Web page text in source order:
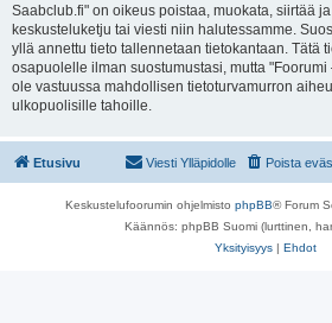
Saabclub.fi" on oikeus poistaa, muokata, siirtää
keskusteluketju tai viesti niin halutessamme.
yllä annettu tieto tallennetaan tietokantaan. Tätä
osapuolelle ilman suostumustasi, mutta
ole vastuussa mahdollisen tietoturvamurron
ulkopuolisille tahoille.
Etusivu Poista
Viesti Ylläpidolle
Keskustelufoorumin ohjelmisto phpBB® Forum
Käännös: phpBB Suomi (lurttinen,
Yksityisyys | Ehdot